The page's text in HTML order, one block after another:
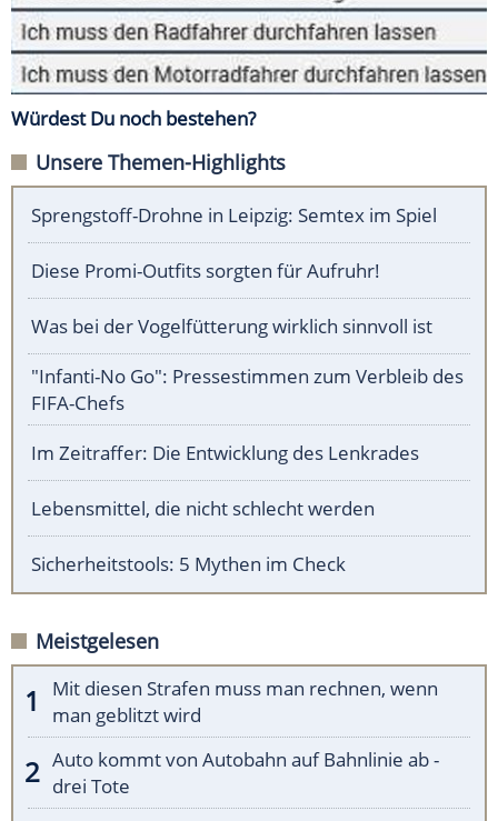
Würdest Du noch bestehen?
Unsere Themen-Highlights
Sprengstoff-Drohne in Leipzig: Semtex im Spiel
Diese Promi-Outfits sorgten für Aufruhr!
Was bei der Vogelfütterung wirklich sinnvoll ist
"Infanti-No Go": Pressestimmen zum Verbleib des
FIFA-Chefs
Im Zeitraffer: Die Entwicklung des Lenkrades
Lebensmittel, die nicht schlecht werden
Sicherheitstools: 5 Mythen im Check
Meistgelesen
Mit diesen Strafen muss man rechnen, wenn
man geblitzt wird
Auto kommt von Autobahn auf Bahnlinie ab -
drei Tote